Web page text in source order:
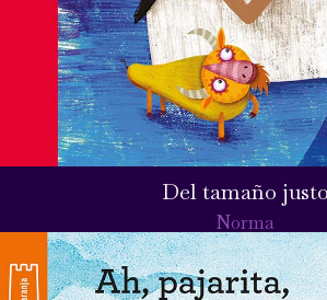
Del tamaño justo
Norma